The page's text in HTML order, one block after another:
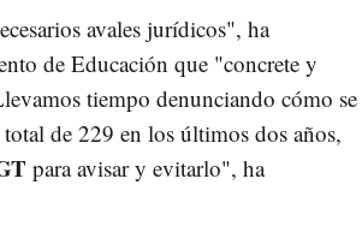
avales jurídicos", ha
de Educación que "concrete y
tiempo denunciando cómo se
de 229 en los últimos dos años,
para avisar y evitarlo", ha